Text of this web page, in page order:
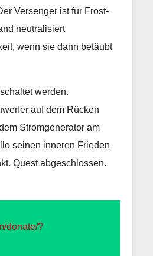
Versenger ist für Frost-
neutralisiert
wenn sie dann betäubt
werden.
auf dem Rücken
Stromgenerator am
seinen inneren Frieden
Quest abgeschlossen.
donate/?